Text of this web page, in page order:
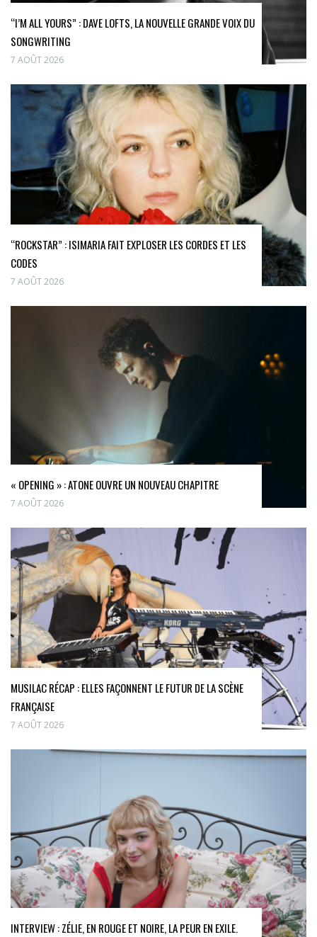
“I’M ALL YOURS” : DAVE LOFTS, LA NOUVELLE GRANDE VOIX DU
SONGWRITING
7 AOÛT 2026
“ROCKSTAR” : ISIMARIA FAIT EXPLOSER LES CORDES ET LES
CODES
7 AOÛT 2026
« OPENING » : ATONE OUVRE UN NOUVEAU CHAPITRE
7 AOÛT 2026
MUSILAC RÉCAP : ELLES FAÇONNENT LE FUTUR DE LA SCÈNE
FRANÇAISE
7 AOÛT 2026
INTERVIEW : ZÉLIE, EN ROUGE ET NOIRE, LA PEUR EN EXILE.